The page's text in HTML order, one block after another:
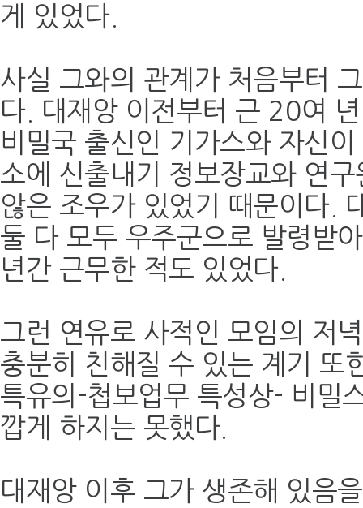
게 있었다.
사실 그와의 관계가 처음부터
다. 대재앙 이전부터 근 20여
비밀국 출신인 기가스와 자신
소에 신출내기 정보장교와 연
않은 조우가 있었기 때문이다.
둘 다 모두 우주군으로 발령받
년간 근무한 적도 있었다.
그런 연유로 사적인 모임의 저
충분히 친해질 수 있는 계기 또
특유의-첩보업무 특성상- 비밀
깝게 하지는 못했다.
대재앙 이후 그가 생존해 있음